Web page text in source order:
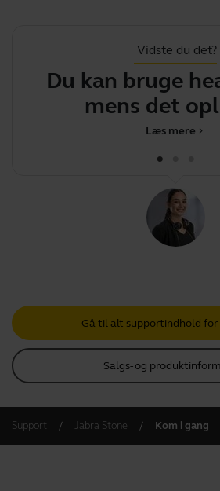
Vidste du det?
Du kan bruge
mens det
chevron_right
Læs mere
Gå til alt supportindhold
Salgs- og
Support Jabra Stone Kom i gang